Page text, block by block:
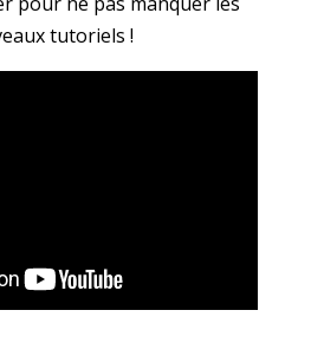
tutoriels !